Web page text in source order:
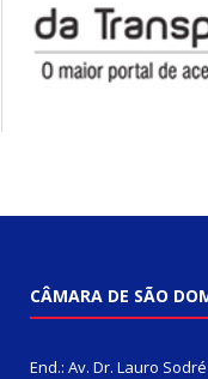
CÂMARA DE SÃO
End.: Av. Dr. Lauro Sodré